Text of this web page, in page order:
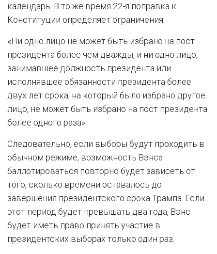
календарь. В то же время 22-я поправка к
Конституции определяет ограничения:
«Ни одно лицо не может быть избрано на пост
президента более чем дважды, и ни одно лицо,
занимавшее должность президента или
исполнявшее обязанности президента более
двух лет срока, на который было избрано другое
лицо, не может быть избрано на пост президента
более одного раза».
Следовательно, если выборы будут проходить в
обычном режиме, возможность Вэнса
баллотироваться повторно будет зависеть от
того, сколько времени оставалось до
завершения президентского срока Трампа. Если
этот период будет превышать два года, Вэнс
будет иметь право принять участие в
президентских выборах только один раз.